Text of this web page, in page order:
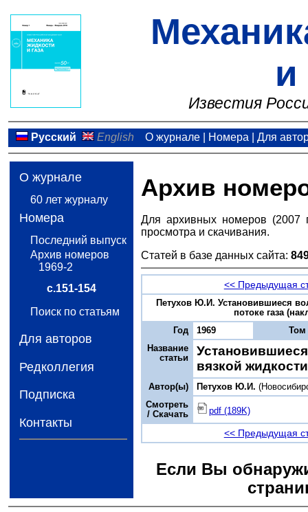
и
Известия
Русский English О журнале| Номера Для
О журнале
60 лет журналу
Номера
Последний выпуск
Архив номеров
1969-2
с.151-154
Поиск по статьям
Для авторов
Редколлегия
Подписка
Контакты
Архив
Для архивных номеров (2007
просмотра и скачивания.
Статей в базе данных сайта:
<< Предыдущая
Петухов Ю.И. Установившиеся
потоке газа
Год
1969
Том
Название
статьи
вязкой
Автор(ы) Петухов Ю.И.
Смотреть
/ Скачать
pdf (189K)
<< Предыдущая
Если Вы